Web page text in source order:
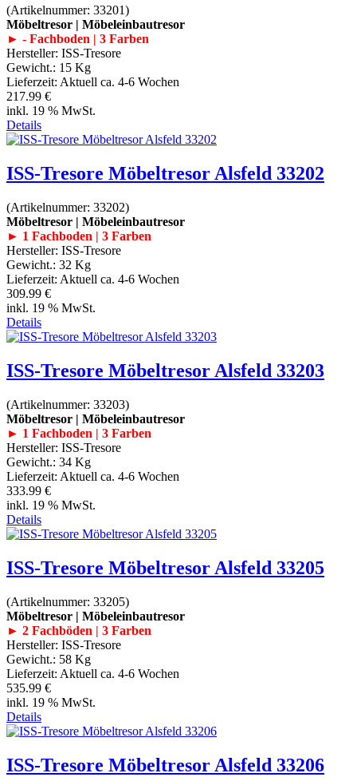
(Artikelnummer: 33201)
Möbeltresor | Möbeleinbautresor
► - Fachboden | 3 Farben
Hersteller: ISS-Tresore
Gewicht.: 15 Kg
Lieferzeit: Aktuell ca. 4-6 Wochen
217.99 €
inkl. 19 % MwSt.
Details
ISS-Tresore Möbeltresor Alsfeld 33202
(Artikelnummer: 33202)
Möbeltresor | Möbeleinbautresor
► 1 Fachboden | 3 Farben
Hersteller: ISS-Tresore
Gewicht.: 32 Kg
Lieferzeit: Aktuell ca. 4-6 Wochen
309.99 €
inkl. 19 % MwSt.
Details
ISS-Tresore Möbeltresor Alsfeld 33203
(Artikelnummer: 33203)
Möbeltresor | Möbeleinbautresor
► 1 Fachboden | 3 Farben
Hersteller: ISS-Tresore
Gewicht.: 34 Kg
Lieferzeit: Aktuell ca. 4-6 Wochen
333.99 €
inkl. 19 % MwSt.
Details
ISS-Tresore Möbeltresor Alsfeld 33205
(Artikelnummer: 33205)
Möbeltresor | Möbeleinbautresor
► 2 Fachböden | 3 Farben
Hersteller: ISS-Tresore
Gewicht.: 58 Kg
Lieferzeit: Aktuell ca. 4-6 Wochen
535.99 €
inkl. 19 % MwSt.
Details
ISS-Tresore Möbeltresor Alsfeld 33206